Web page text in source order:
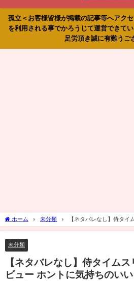
孤立＜お客様皆様が掲載の記事等へアク
を利用される事でかろうじて運営できて
足労頂き誠に有難うご
ホーム 未分類
【ネタバレなし】侍タイ
トに気持ちのいいコメディが観たければこれ一択
未分類
【ネタバレなし】侍タイム
ビュー ホントに気持ちのい